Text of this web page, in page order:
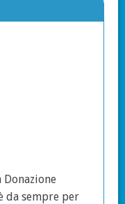
Donazione
da sempre per